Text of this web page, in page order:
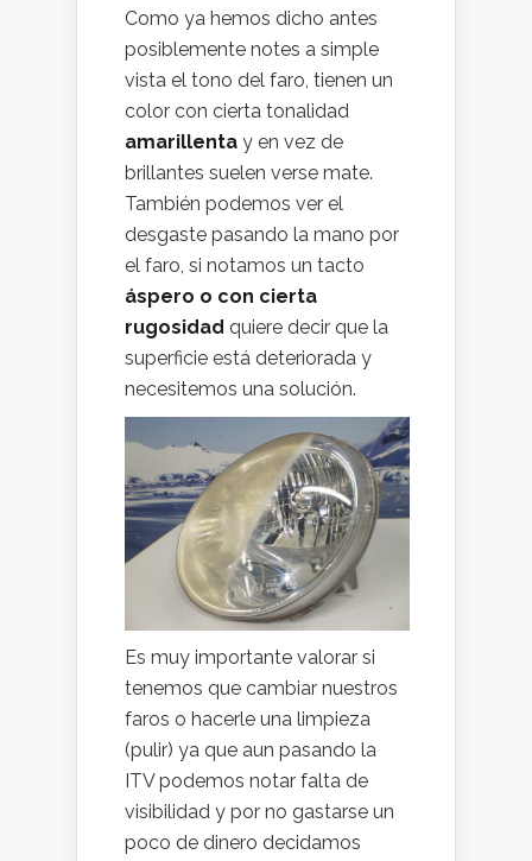
Como ya hemos dicho antes
posiblemente notes a simple
vista el tono del faro, tienen un
color con cierta tonalidad
amarillenta y en vez de
brillantes suelen verse mate.
También podemos ver el
desgaste pasando la mano por
el faro, si notamos un tacto
áspero o con cierta
rugosidad quiere decir que la
superficie está deteriorada y
necesitemos una solución.
Es muy importante valorar si
tenemos que cambiar nuestros
faros o hacerle una limpieza
(pulir) ya que aun pasando la
ITV podemos notar falta de
visibilidad y por no gastarse un
poco de dinero decidamos